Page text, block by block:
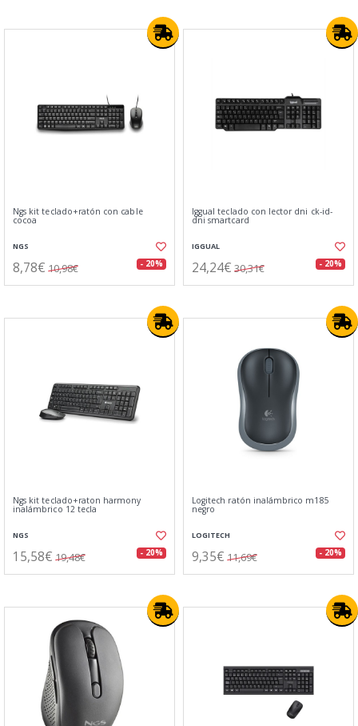
Ngs kit teclado+ratón con cable
cocoa
NGS
8,78€ 10,98€ - 20%
Iggual teclado con lector dni ck-id-
dni smartcard
IGGUAL
24,24€ 30,31€ - 20%
Ngs kit teclado+raton harmony
inalámbrico 12 tecla
NGS
15,58€ 19,48€ - 20%
Logitech ratón inalámbrico m185
negro
LOGITECH
9,35€ 11,69€ - 20%